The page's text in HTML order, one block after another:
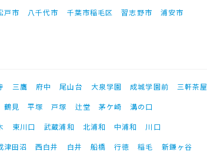
戸市 八千代市 千葉市稲毛区 習志野市 浦安市
三鷹 府中 尾山台 大泉学園 成城学園前 三軒茶屋
鶴見 平塚 戸塚 辻堂 茅ケ崎
溝の口
東川口 武蔵浦和 北浦和 中浦和
川口
津田沼 西白井 白井 船橋 行徳 稲毛 新鎌ヶ谷